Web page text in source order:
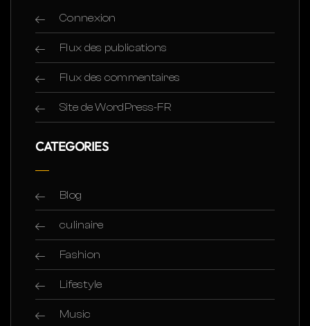
Connexion
Flux des publications
Flux des commentaires
Site de WordPress-FR
CATEGORIES
Blog
culinaire
Fashion
Lifestyle
Music